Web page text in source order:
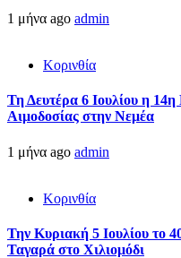
1 μήνα ago admin
Κορινθία
Τη Δευτέρα 6 Ιουλίου η
Αιμοδοσίας στην Νεμέα
1 μήνα ago admin
Κορινθία
Την Κυριακή 5 Ιουλίου το
Ταγαρά στο Χιλιομόδι